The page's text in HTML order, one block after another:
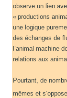
observe un lien
« productions
une logique
des échanges de
l’animal-machine
relations aux
Pourtant, de
mêmes et